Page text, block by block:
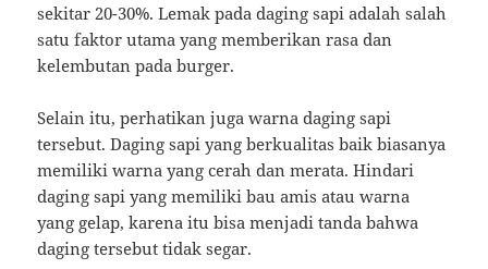
sekitar 20-30%. Lemak pada daging sapi adalah salah
satu faktor utama yang memberikan rasa dan
kelembutan pada burger.
Selain itu, perhatikan juga warna daging sapi
tersebut. Daging sapi yang berkualitas baik biasanya
memiliki warna yang cerah dan merata. Hindari
daging sapi yang memiliki bau amis atau warna
yang gelap, karena itu bisa menjadi tanda bahwa
daging tersebut tidak segar.